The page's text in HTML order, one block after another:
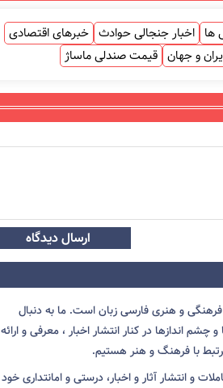
ها اخبار جنجالی حوادث خبرهای اقتصادی
و جهان قیمت صندلی ماساژ
ارسال دیدگاه
و هنری فارسی زبان است. ما به دنبال
در کنار انتشار اخبار ، معرفی و ارائه
با فرهنگ و هنر هستیم.
و انتشار آثار و اخبار، درستی و امانتداری خود